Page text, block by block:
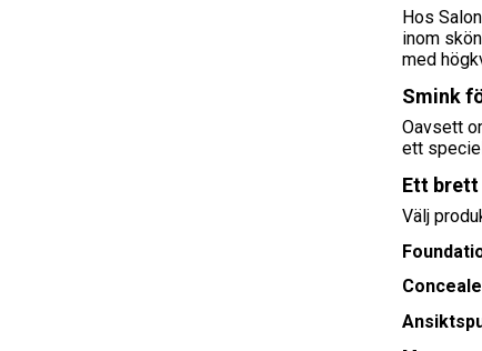
Hos
inom
med
Smink
Oavsett
ett
Ett
Välj